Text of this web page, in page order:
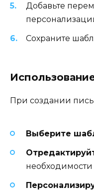
Добавьте
Сохраните
При создании
Выберите
необходимости